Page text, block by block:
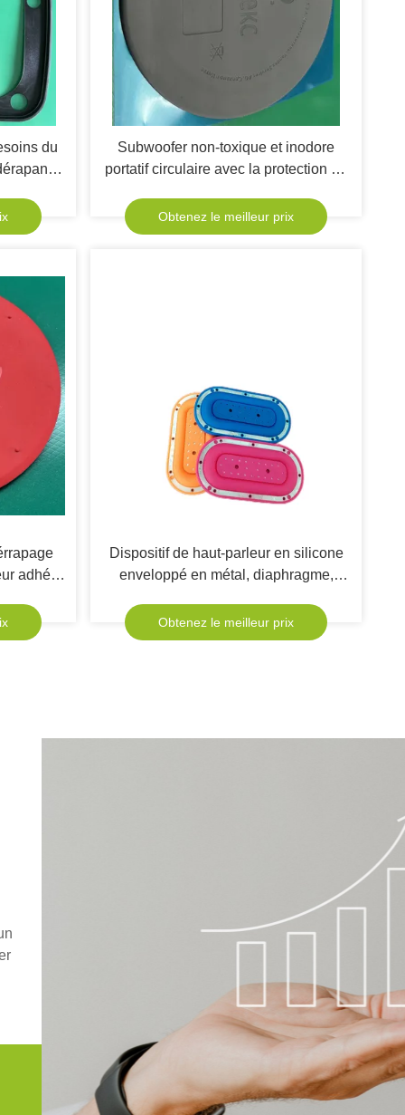
du
Subwoofer non-toxique et inodore
portatif circulaire avec la protection de
réduction du bruit
Obtenez le meilleur prix
adhésif
Dispositif de haut-parleur en silicone
enveloppé en métal, diaphragme,
Obtenez le meilleur prix